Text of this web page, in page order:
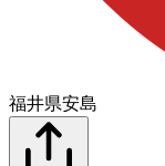
福井県安島